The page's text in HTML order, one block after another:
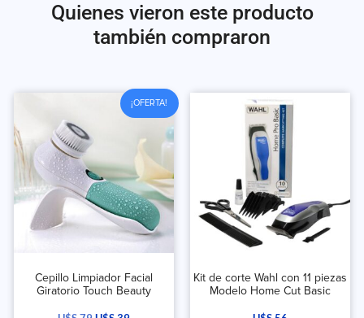
Quienes vieron este producto
también compraron
¡OFERTA!
Cepillo Limpiador Facial
Giratorio Touch Beauty
Kit de corte Wahl con 11 piezas
Modelo Home Cut Basic